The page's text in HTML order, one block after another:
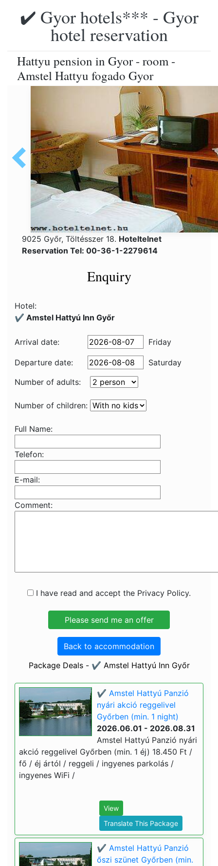
✔️ Gyor hotels*** - Gyor
hotel reservation
Hattyu pension in Gyor - room -
Amstel Hattyu fogado Gyor
9025 Győr, Töltésszer 18. Hoteltelnet
Reservation Tel: 00-36-1-2279614
Enquiry
Hotel:
✔️ Amstel Hattyú Inn Győr
Arrival date: Friday
Departure date:
Saturday
Number of adults:
Number of children:
Full Name:
Telefon:
E-mail:
Comment:
I have read and accept the Privacy Policy.
Back to accommodation
Package Deals - ✔️ Amstel Hattyú Inn Győr
✔️ Amstel Hattyú Panzió
nyári akció reggelivel
Győrben (min. 1 night)
2026.06.01 - 2026.08.31
Amstel Hattyú Panzió nyári
akció reggelivel Győrben (min. 1 éj) 18.450 Ft /
fő / éj ártól / reggeli / ingyenes parkolás /
ingyenes WiFi /
View
Translate This Package
✔️ Amstel Hattyú Panzió
őszi szünet Győrben (min.